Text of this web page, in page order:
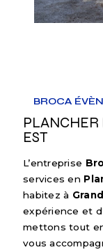
BROCA
PLANCHER DE SCÈNE ULMA À GRAND
EST
L’entreprise
services en
habitez à
expérience et
mettons tout
vous